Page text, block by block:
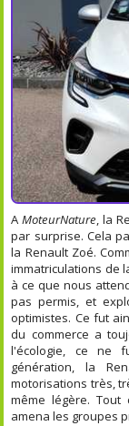
AMoteurNature, la
par surprise. Cela
la Renault Zoé.
immatriculations de
à ce que nous
pas permis, et
optimistes. Ce fut
du commerce a
l'écologie, ce ne
génération, la
motorisations très,
même légère.
amena les groupes